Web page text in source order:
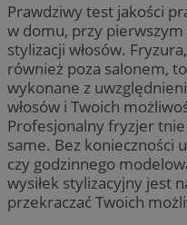
Prawdziwy test jakości
w domu, przy
stylizacji włosów.
również poza salonem,
wykonane z
włosów i Twoich
Profesjonalny fryzjer tnie
same. Bez konieczności
czy godzinnego
wysiłek stylizacyjny jest
przekraczać Twoich